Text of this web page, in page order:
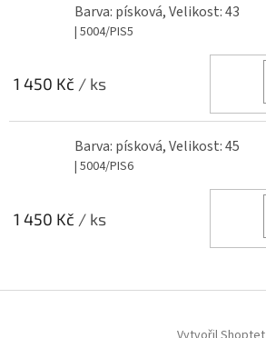
Barva: písková, Velikost: 43
| 5004/PIS5
1 450 Kč / ks
Barva: písková, Velikost: 45
| 5004/PIS6
1 450 Kč / ks